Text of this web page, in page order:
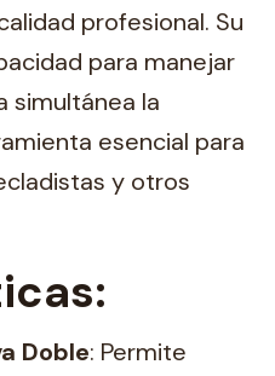
profesional. Su
para manejar
simultánea la
esencial para
y otros
Doble: Permite